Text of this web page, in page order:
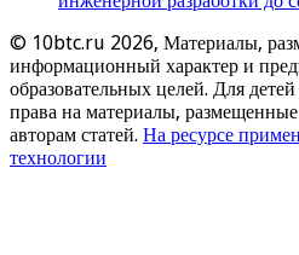
© 10btc.ru 2026, Материалы,
информационный характер и
образовательных целей. Для
права на материалы,
авторам статей. На ресурсе
технологии